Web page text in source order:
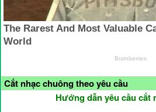
Cắt nhạc chuông theo yêu cầu
Hướng dẫn yêu cầu cắt